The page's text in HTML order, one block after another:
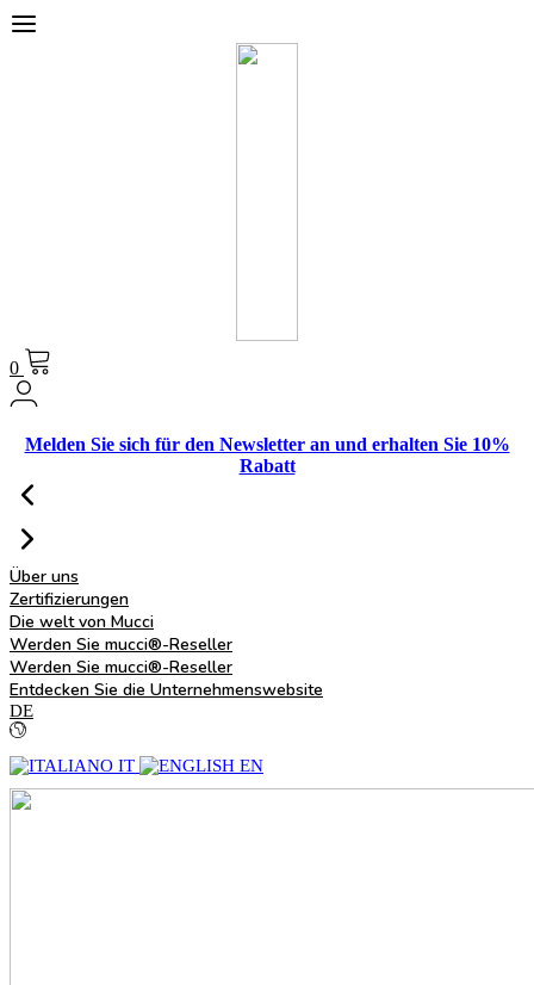
0
Melden Sie sich für den Newsletter an und erhalten Sie 10%
Rabatt
Über uns
Zertifizierungen
Die welt von Mucci
Werden Sie mucci®-Reseller
Werden Sie mucci®-Reseller
Entdecken Sie die Unternehmenswebsite
DE
IT EN